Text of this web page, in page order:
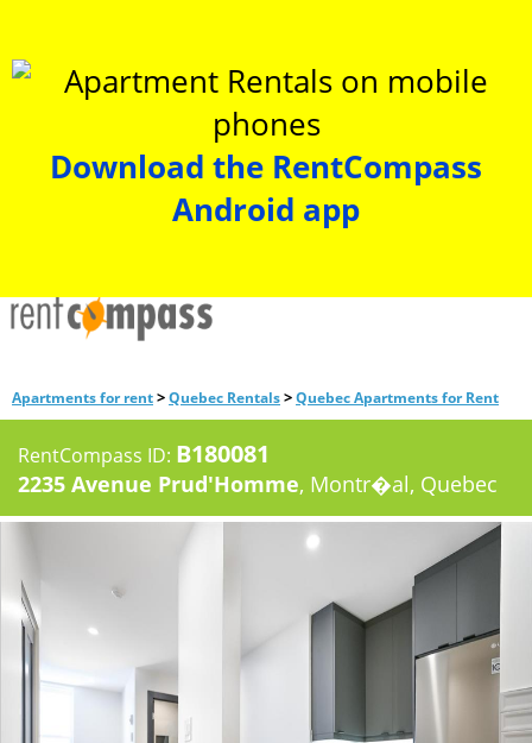
Download the RentCompass
Android app
Apartments for rent>Quebec Rentals>Quebec Apartments for Rent
RentCompass ID: B180081
2235 Avenue Prud'Homme, Montr�al, Quebec